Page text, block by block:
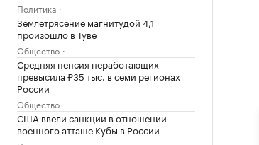
Политика
Землетрясение магнитудой 4,1
произошло в Туве
Общество
Средняя пенсия неработающих
превысила ₽35 тыс. в семи регионах
России
Общество
США ввели санкции в отношении
военного атташе Кубы в России